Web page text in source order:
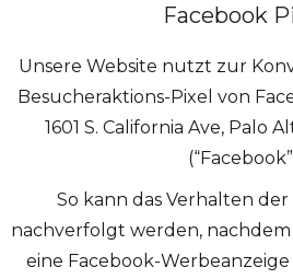
Facebook
Unsere Website nutzt zur
Besucheraktions-Pixel von
1601 S. California Ave, Palo
So kann das Verhalten
nachverfolgt werden,
eine Facebook-